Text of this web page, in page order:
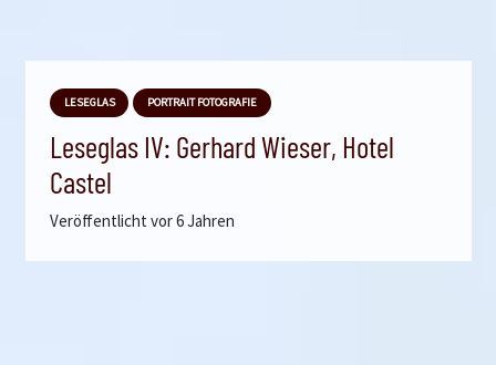
LESEGLAS PORTRAIT FOTOGRAFIE
Leseglas IV: Gerhard Wieser, Hotel
Castel
Veröffentlicht vor 6 Jahren